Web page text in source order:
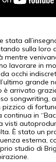
stata
sulla loro
mentre
lavorare in
occhi
grande
è arrivato
songwriting,
di
in
visti
È stato un
esterna,
studio di